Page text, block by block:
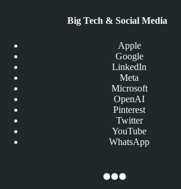
Big Tech & Social Media
Apple
Google
LinkedIn
Meta
Microsoft
OpenAI
Pinterest
Twitter
YouTube
WhatsApp